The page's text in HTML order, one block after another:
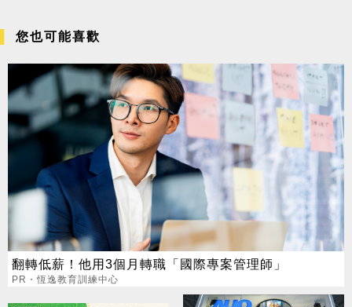
您也可能喜歡
翻轉低薪！他用3個月轉職「國際專案管理師」
PR・恆逸教育訓練中心